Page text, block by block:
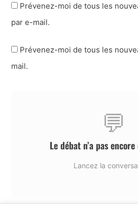
Prévenez-moi de tous les
par e-mail.
Prévenez-moi de tous les
mail.
💬
Le débat n’a pas
Lancez la